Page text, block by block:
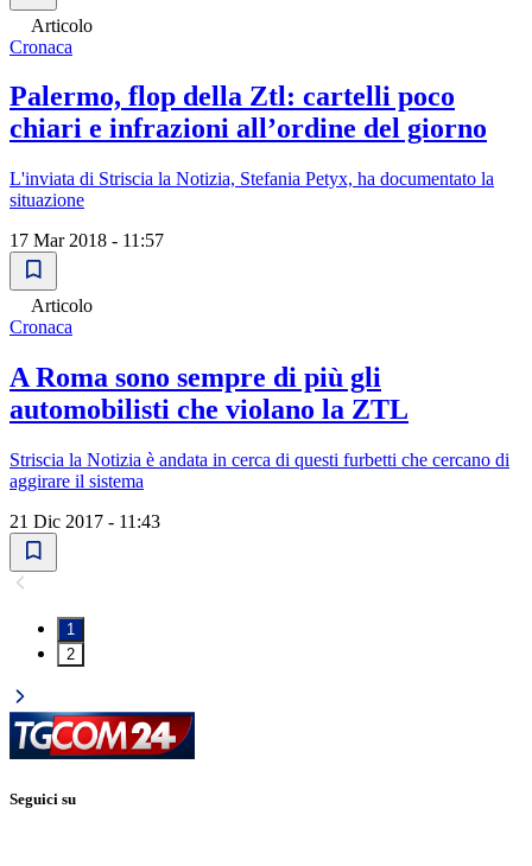
Articolo
Cronaca
Palermo, flop della Ztl: cartelli poco
chiari e infrazioni all’ordine del giorno
L'inviata di Striscia la Notizia, Stefania Petyx, ha documentato la
situazione
17 Mar 2018 - 11:57
Articolo
Cronaca
A Roma sono sempre di più gli
automobilisti che violano la ZTL
Striscia la Notizia è andata in cerca di questi furbetti che cercano di
aggirare il sistema
21 Dic 2017 - 11:43
1
2
Seguici su